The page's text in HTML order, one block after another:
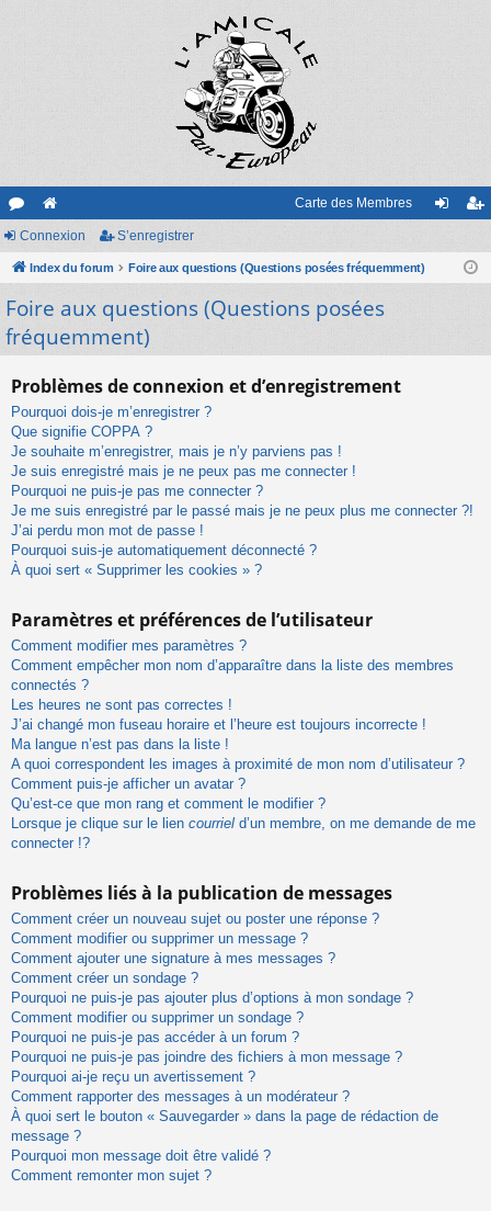
or
u
m
s
e
sit
e
Carte des Membres
nr
Connexion S’enregistrer
Index du forum Foire aux questions (Questions posées fréquemment)
Foire aux questions (Questions posées
fréquemment)
Problèmes de connexion et d’enregistrement
Pourquoi dois-je m’enregistrer ?
Que signifie COPPA ?
Je souhaite m’enregistrer, mais je n’y parviens pas !
Je suis enregistré mais je ne peux pas me connecter !
Pourquoi ne puis-je pas me connecter ?
Je me suis enregistré par le passé mais je ne peux plus me connecter ?!
J’ai perdu mon mot de passe !
Pourquoi suis-je automatiquement déconnecté ?
À quoi sert « Supprimer les cookies » ?
Paramètres et préférences de l’utilisateur
Comment modifier mes paramètres ?
Comment empêcher mon nom d’apparaître dans la liste des membres
connectés ?
Les heures ne sont pas correctes !
J’ai changé mon fuseau horaire et l’heure est toujours incorrecte !
Ma langue n’est pas dans la liste !
A quoi correspondent les images à proximité de mon nom d’utilisateur ?
Comment puis-je afficher un avatar ?
Qu’est-ce que mon rang et comment le modifier ?
Lorsque je clique sur le lien courriel d’un membre, on me demande de me
connecter !?
Problèmes liés à la publication de messages
Comment créer un nouveau sujet ou poster une réponse ?
Comment modifier ou supprimer un message ?
Comment ajouter une signature à mes messages ?
Comment créer un sondage ?
Pourquoi ne puis-je pas ajouter plus d’options à mon sondage ?
Comment modifier ou supprimer un sondage ?
Pourquoi ne puis-je pas accéder à un forum ?
Pourquoi ne puis-je pas joindre des fichiers à mon message ?
Pourquoi ai-je reçu un avertissement ?
Comment rapporter des messages à un modérateur ?
À quoi sert le bouton « Sauvegarder » dans la page de rédaction de
message ?
Pourquoi mon message doit être validé ?
Comment remonter mon sujet ?